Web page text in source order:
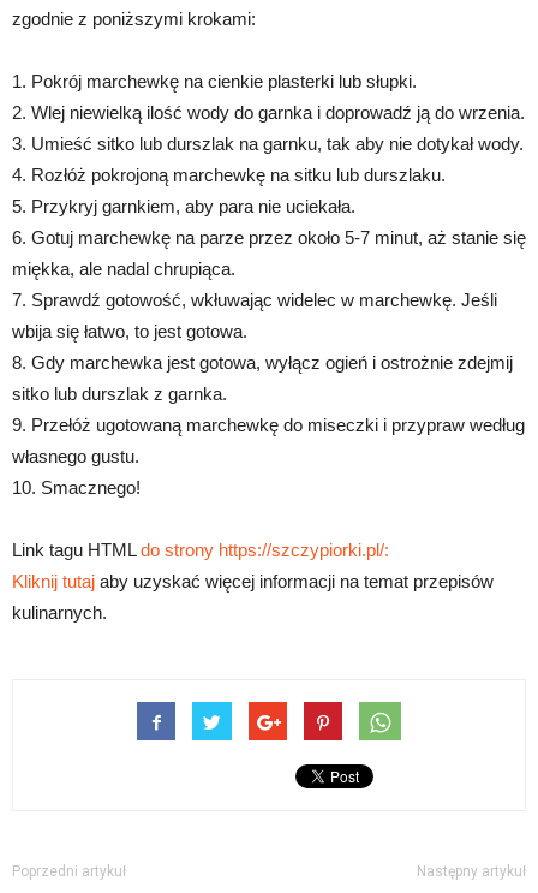
zgodnie z poniższymi krokami:
1. Pokrój marchewkę na cienkie plasterki lub słupki.
2. Wlej niewielką ilość wody do garnka i doprowadź ją do wrzenia.
3. Umieść sitko lub durszlak na garnku, tak aby nie dotykał wody.
4. Rozłóż pokrojoną marchewkę na sitku lub durszlaku.
5. Przykryj garnkiem, aby para nie uciekała.
6. Gotuj marchewkę na parze przez około 5-7 minut, aż stanie się
miękka, ale nadal chrupiąca.
7. Sprawdź gotowość, wkłuwając widelec w marchewkę. Jeśli
wbija się łatwo, to jest gotowa.
8. Gdy marchewka jest gotowa, wyłącz ogień i ostrożnie zdejmij
sitko lub durszlak z garnka.
9. Przełóż ugotowaną marchewkę do miseczki i przypraw według
własnego gustu.
10. Smacznego!
Link tagu HTMLdo strony https://szczypiorki.pl/:
Kliknij tutaj aby uzyskać więcej informacji na temat przepisów
kulinarnych.
Poprzedni artykuł Następny artykuł